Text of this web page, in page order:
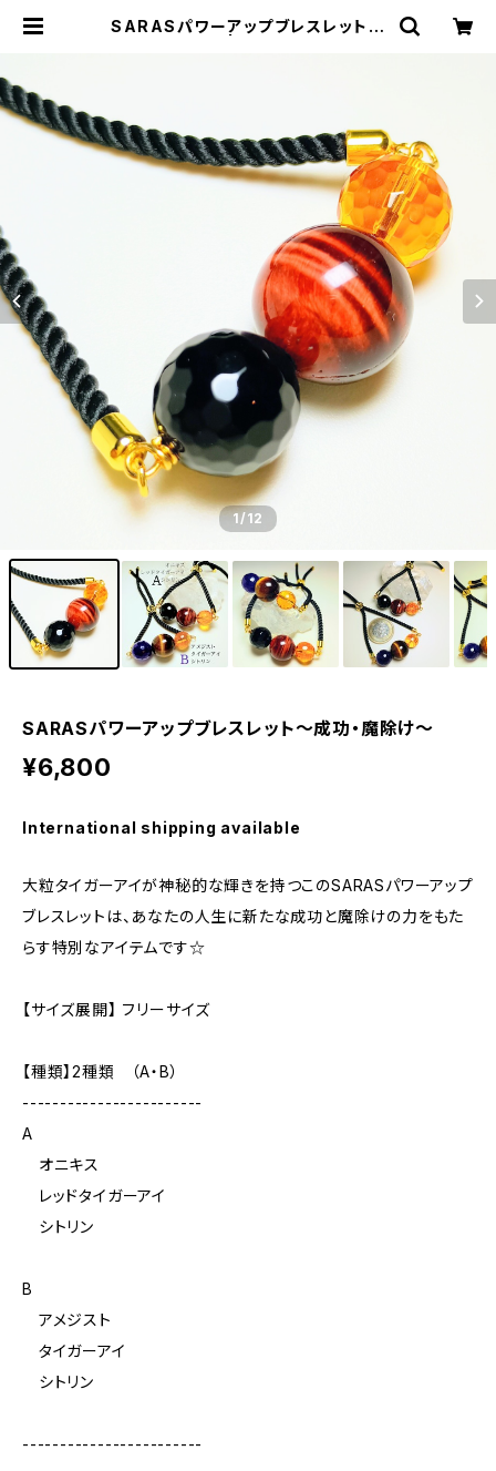
SARASパワーアップブレスレット〜
1/12
SARASパワーアップブレスレット〜成功・魔除け〜
¥6,800
International shipping available
大粒タイガーアイが神秘的な輝きを持つこのSARASパワーアップ
ブレスレットは、あなたの人生に新たな成功と魔除けの力をもた
らす特別なアイテムです☆
【サイズ展開】 フリーサイズ
【種類】2種類 （A・B）
------------------------
A
オニキス
レッドタイガーアイ
シトリン
B
アメジスト
タイガーアイ
シトリン
------------------------